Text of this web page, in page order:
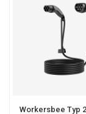
Workersbee Typ